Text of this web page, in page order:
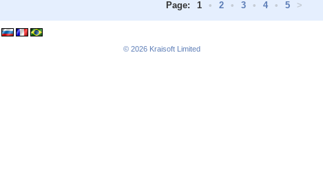
Page: 1 • 2 • 3 • 4 • 5 >
© 2026 Kraisoft Limited